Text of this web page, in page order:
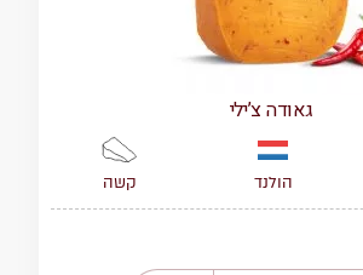
גאודה צ’ילי
הולנד קשה